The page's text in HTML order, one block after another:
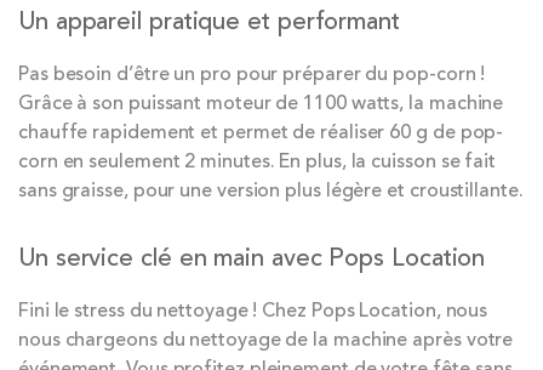
Un appareil pratique et performant
Pas besoin d’être un pro pour préparer du pop-corn !
Grâce à son puissant moteur de 1100 watts, la machine
chauffe rapidement et permet de réaliser 60 g de pop-
corn en seulement 2 minutes. En plus, la cuisson se fait
sans graisse, pour une version plus légère et croustillante.
Un service clé en main avec Pops Location
Fini le stress du nettoyage ! Chez Pops Location, nous
nous chargeons du nettoyage de la machine après votre